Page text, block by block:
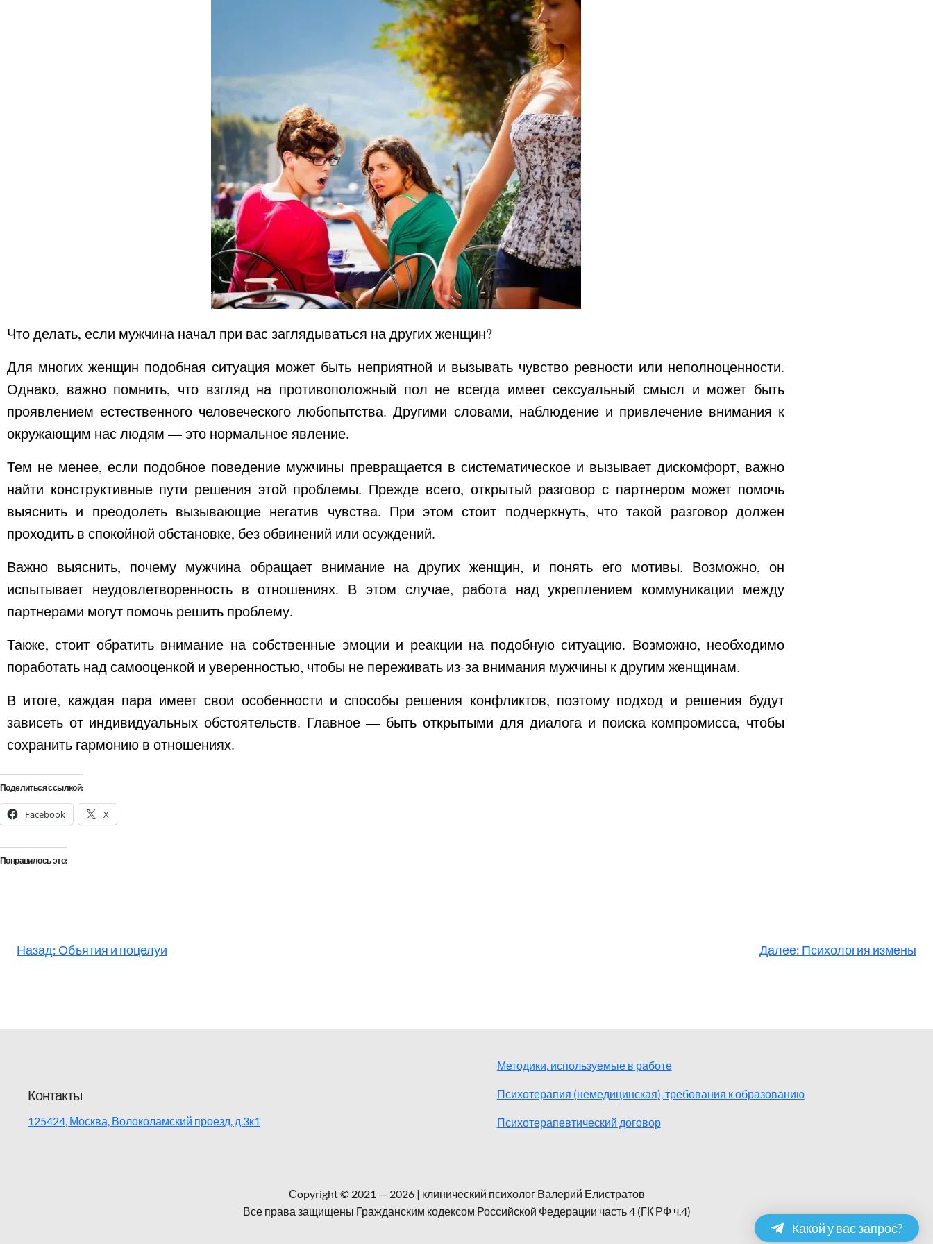
Что делать, если мужчина начал при вас заглядываться на других женщин?
Для многих женщин подобная ситуация может быть неприятной и вызывать чувство ревности или неполноценности.
Однако, важно помнить, что взгляд на противоположный пол не всегда имеет сексуальный смысл и может быть
проявлением естественного человеческого любопытства. Другими словами, наблюдение и привлечение внимания к
окружающим нас людям — это нормальное явление.
Тем не менее, если подобное поведение мужчины превращается в систематическое и вызывает дискомфорт, важно
найти конструктивные пути решения этой проблемы. Прежде всего, открытый разговор с партнером может помочь
выяснить и преодолеть вызывающие негатив чувства. При этом стоит подчеркнуть, что такой разговор должен
проходить в спокойной обстановке, без обвинений или осуждений.
Важно выяснить, почему мужчина обращает внимание на других женщин, и понять его мотивы. Возможно, он
испытывает неудовлетворенность в отношениях. В этом случае, работа над укреплением коммуникации между
партнерами могут помочь решить проблему.
Также, стоит обратить внимание на собственные эмоции и реакции на подобную ситуацию. Возможно, необходимо
поработать над самооценкой и уверенностью, чтобы не переживать из-за внимания мужчины к другим женщинам.
В итоге, каждая пара имеет свои особенности и способы решения конфликтов, поэтому подход и решения будут
зависеть от индивидуальных обстоятельств. Главное — быть открытыми для диалога и поиска компромисса, чтобы
сохранить гармонию в отношениях.
Поделиться ссылкой:
Facebook X
Понравилось это:
Назад:Объятия и поцелуи Далее: Психология измены
Контакты
125424, Москва, Волоколамский проезд, д.3к1
Методики, используемые в работе
Психотерапия (немедицинская), требования к образованию
Психотерапевтический договор
Сopyright © 2021 — 2026 | клинический психолог Валерий Елистратов
Все права защищены Гражданским кодексом Российской Федерации часть 4 (ГК РФ ч.4)
Какой у вас запрос?